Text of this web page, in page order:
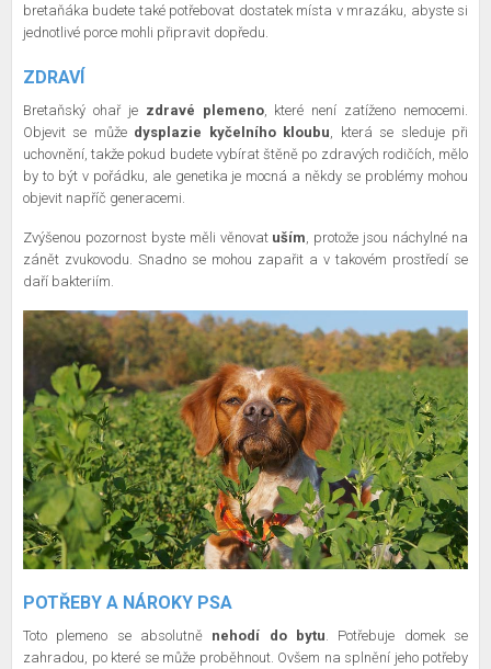
bretaňáka budete také potřebovat dostatek místa v mrazáku, abyste si
jednotlivé porce mohli připravit dopředu.
ZDRAVÍ
Bretaňský ohař je zdravé plemeno, které není zatíženo nemocemi.
Objevit se může dysplazie kyčelního kloubu , která se sleduje při
uchovnění, takže pokud budete vybírat štěně po zdravých rodičích, mělo
by to být v pořádku, ale genetika je mocná a někdy se problémy mohou
objevit napříč generacemi.
Zvýšenou pozornost byste měli věnovat uším , protože jsou náchylné na
zánět zvukovodu. Snadno se mohou zapařit a v takovém prostředí se
daří bakteriím.
POTŘEBY A NÁROKY PSA
Toto plemeno se absolutně nehodí do bytu . Potřebuje domek se
zahradou, po které se může proběhnout. Ovšem na splnění jeho potřeby